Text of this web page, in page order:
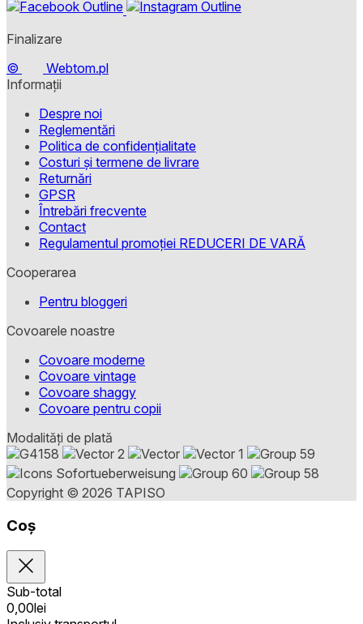
Finalizare
©
Webtom.pl
Informații
Despre noi
Reglementări
Politica de confidențialitate
Costuri și termene de livrare
Returnări
GPSR
Întrebări frecvente
Contact
Regulamentul promoției REDUCERI DE VARĂ
Cooperarea
Pentru bloggeri
Covoarele noastre
Covoare moderne
Covoare vintage
Covoare shaggy
Covoare pentru copii
Modalități de plată
Copyright © 2026 TAPISO
Coș
Sub-total
0,00lei